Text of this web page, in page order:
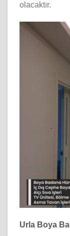
olacaktır.
Urla Boya